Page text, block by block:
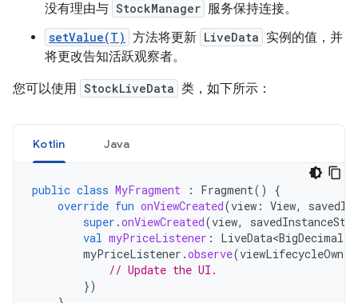
没有理由与 StockManager 服务保持连接。
setValue(T) 方法将更新 LiveData 实例的值，并
将更改告知活跃观察者。
您可以使用 StockLiveData 类，如下所示：
Kotlin Java
public class MyFragment : Fragment()
{
override fun onViewCreated(view : View,
super .onViewCreated(view,
val myPriceListener : LiveData<BigDecimal>
myPriceListener .observe(viewLifecycleOwner
// Update the UI.
})